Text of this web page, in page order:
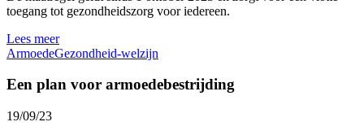
toegang tot gezondheidszorg voor iedereen.
Lees meer
ArmoedeGezondheid-welzijn
Een plan voor armoedebestrijding
19/09/23